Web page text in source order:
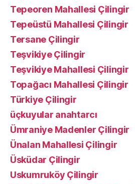
Tepeoren Mahallesi Çilingir
Tepeüstü Mahallesi Çilingir
Tersane Çilingir
Teşvikiye Çilingir
Teşvikiye Mahallesi Çilingir
Topağacı Mahallesi Çilingir
Türkiye Çilingir
üçkuyular anahtarcı
Ümraniye Madenler Çilingir
Ünalan Mahallesi Çilingir
Üsküdar Çilingir
Uskumruköy Çilingir